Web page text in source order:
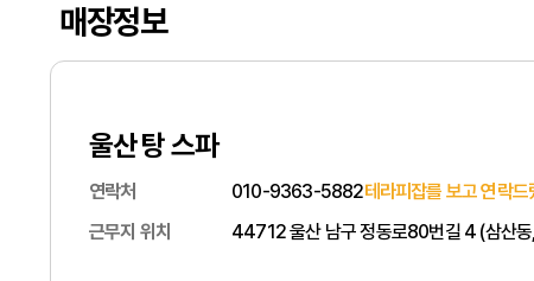
매장정보
울산 탕 스파
연락처 010-9363-5882테라피잡를 보고 연락
근무지 위치
44712 울산 남구 정동로80번길 4 (삼산